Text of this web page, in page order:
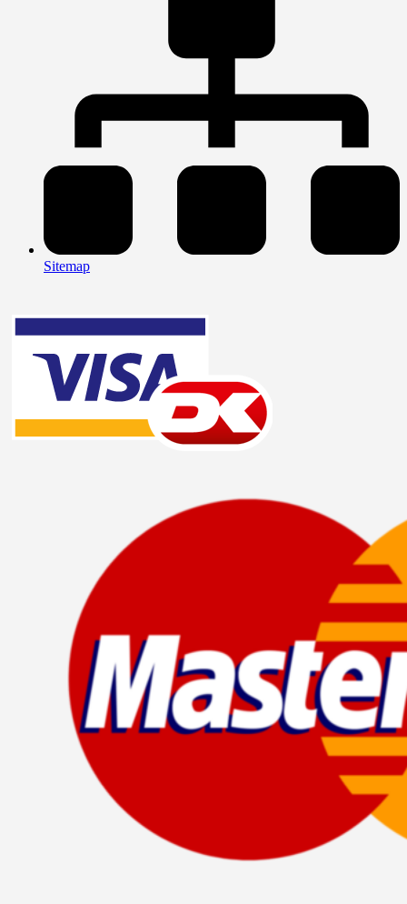
Sitemap